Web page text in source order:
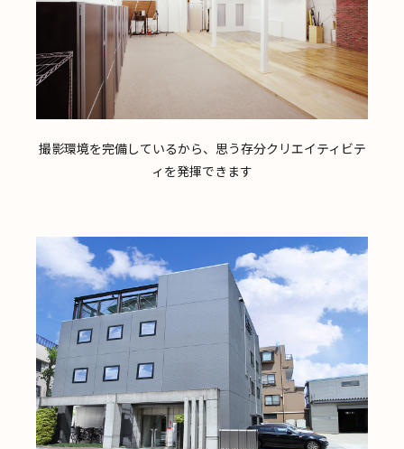
撮影環境を完備しているから、思う存分クリエイティビテ
ィを発揮できます